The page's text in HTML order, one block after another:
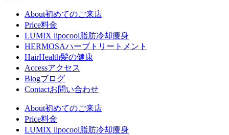
About初めてのご来店
Price料金
LUMIX lipocool 脂肪冷却痩身
HERMOSAハーブトリートメント
HairHealth髪の健康
Accessアクセス
Blogブログ
Contactお問い合わせ
About初めてのご来店
Price料金
LUMIX lipocool 脂肪冷却痩身